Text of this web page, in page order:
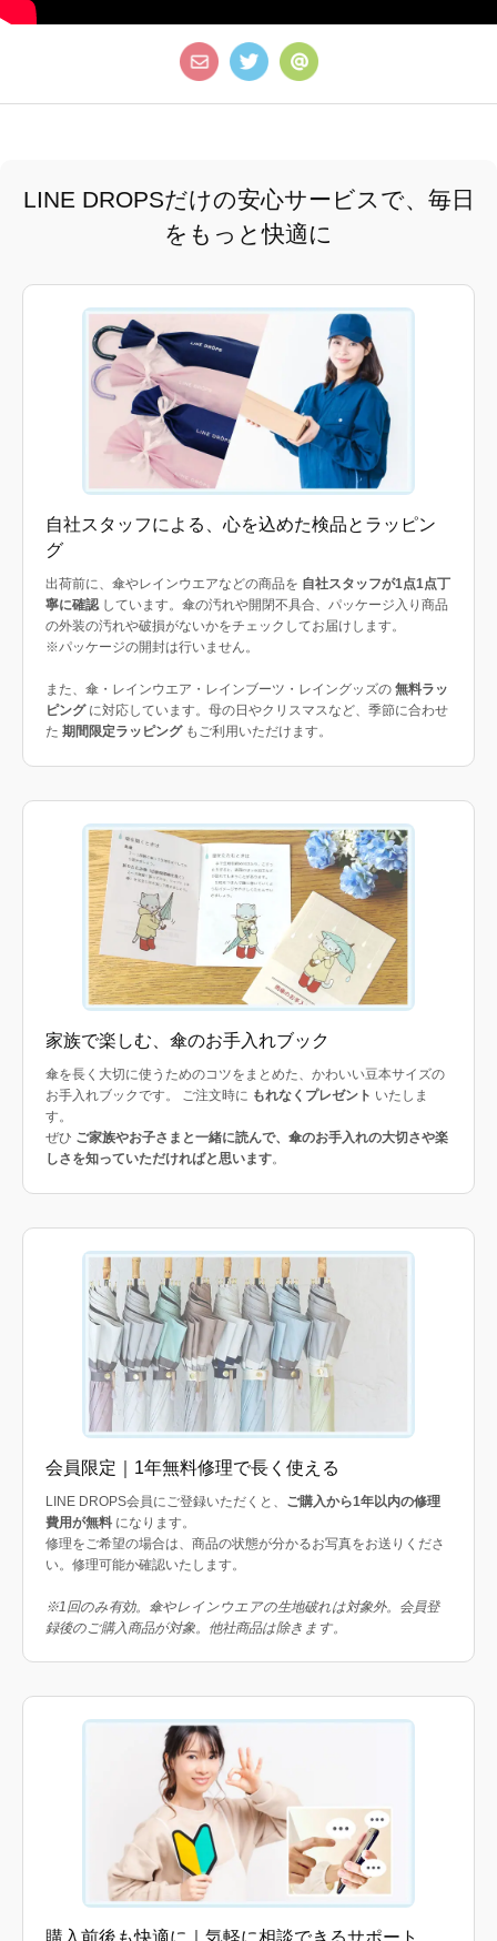
LINE DROPSだけの安心サービスで、毎日
をもっと快適に
自社スタッフによる、心を込めた検品とラッピン
グ
出荷前に、傘やレインウエアなどの商品を 自社スタッフが1点1点丁
寧に確認しています。傘の汚れや開閉不具合、パッケージ入り商品
の外装の汚れや破損がないかをチェックしてお届けします。
※パッケージの開封は行いません。
また、傘・レインウエア・レインブーツ・レイングッズの 無料ラッ
ピングに対応しています。母の日やクリスマスなど、季節に合わせ
た 期間限定ラッピングもご利用いただけます。
家族で楽しむ、傘のお手入れブック
傘を長く大切に使うためのコツをまとめた、かわいい豆本サイズの
お手入れブックです。 ご注文時に もれなくプレゼント いたしま
す。
ぜひ ご家族やお子さまと一緒に読んで、傘のお手入れの大切さや楽
しさを知っていただければと思います。
会員限定｜1年無料修理で長く使える
LINE DROPS会員にご登録いただくと、 ご購入から1年以内の修理
費用が無料 になります。
修理をご希望の場合は、商品の状態が分かるお写真をお送りくださ
い。修理可能か確認いたします。
※1回のみ有効。傘やレインウエアの生地破れは対象外。会員登
録後のご購入商品が対象。他社商品は除きます。